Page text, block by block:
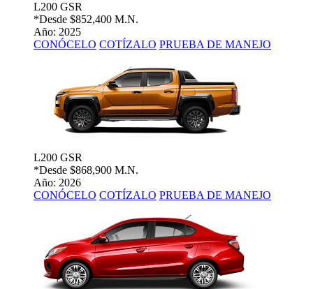
L200 GSR
*Desde $852,400 M.N.
Año: 2025
CONÓCELO COTÍZALO PRUEBA DE MANEJO
L200 GSR
*Desde $868,900 M.N.
Año: 2026
CONÓCELO COTÍZALO PRUEBA DE MANEJO